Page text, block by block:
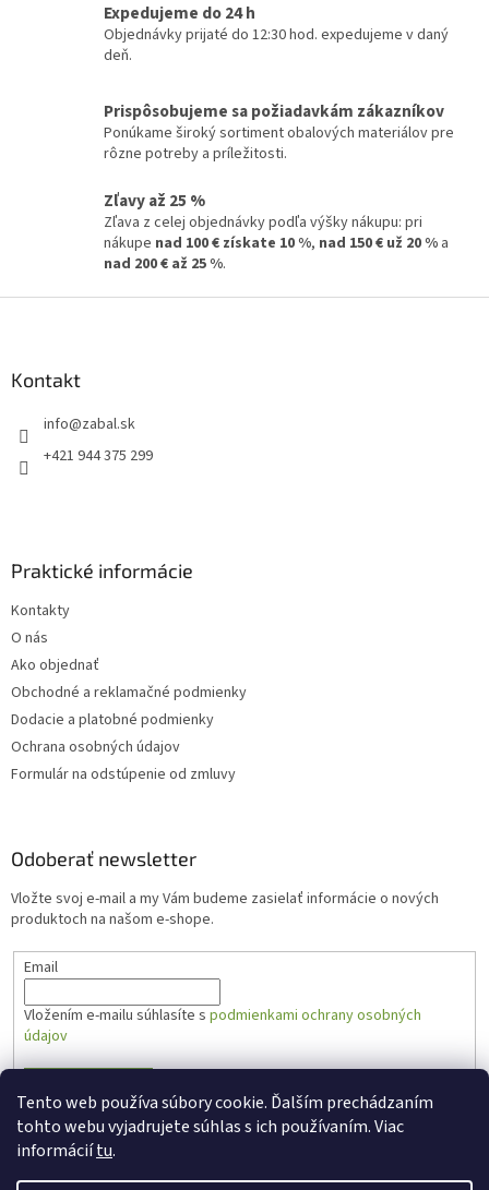
Tento web používa súbory cookie. Ďalším prechádzaním
tohto webu vyjadrujete súhlas s ich používaním. Viac
informáciítu.
Expedujeme do 24 h
Objednávky prijaté do 12:30 hod. expedujeme v daný
deň.
Prispôsobujeme sa požiadavkám zákazníkov
Ponúkame široký sortiment obalových materiálov pre
rôzne potreby a príležitosti.
Zľavy až 25 %
Zľava z celej objednávky podľa výšky nákupu: pri
nákupe nad 100 € získate 10 %, nad 150 € už 20 % a
nad 200 € až 25 %.
Kontakt
info@zabal.sk
+421 944 375 299
Praktické informácie
Kontakty
O nás
Ako objednať
Obchodné a reklamačné podmienky
Dodacie a platobné podmienky
Ochrana osobných údajov
Formulár na odstúpenie od zmluvy
Odoberať newsletter
Vložte svoj e-mail a my Vám budeme zasielať informácie o nových
produktoch na našom e-shope.
Email
Vložením e-mailu súhlasíte s podmienkami ochrany osobných
údajov
Vytvoril Shoptet